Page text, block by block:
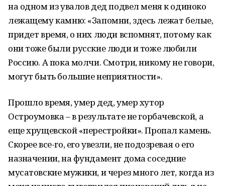
на одном из увалов дед подвел меня к одиноко
лежащему камню: «Запомни, здесь лежат белые,
придет время, о них люди вспомнят, потому как
они тоже были русские люди и тоже любили
Россию. А пока молчи. Смотри, никому не говори,
могут быть большие неприятности».
Прошло время, умер дед, умер хутор
Остроумовка – в результате не горбачевской, а
еще хрущевской «перестройки». Пропал камень.
Скорее все-го, его увезли, не подозревая о его
назначении, на фундамент дома соседние
мусатовские мужики, и через много лет, когда из